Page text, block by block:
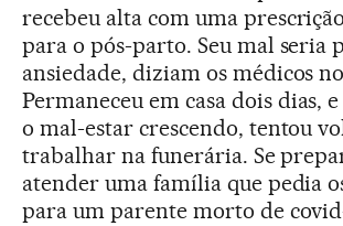
recebeu alta com uma
para o pós-parto. Seu mal seria
ansiedade, diziam os médicos
Permaneceu em casa dois dias,
o mal-estar crescendo, tentou
trabalhar na funerária. Se
atender uma família que pedia
para um parente morto de